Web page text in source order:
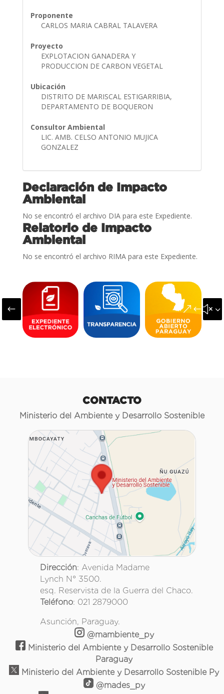
Proponente
CARLOS MARIA CABRAL TALAVERA
Proyecto
EXPLOTACION GANADERA Y
PRODUCCION DE CARBON VEGETAL
Ubicación
DISTRITO DE MARISCAL ESTIGARRIBIA,
DEPARTAMENTO DE BOQUERON
Consultor Ambiental
LIC. AMB. CELSO ANTONIO MUJICA
GONZALEZ
Declaración de Impacto
Ambiental
No se encontró el archivo DIA para este Expediente.
Relatorio de Impacto
Ambiental
No se encontró el archivo RIMA para este Expediente.
#
CONTACTO
Ministerio del Ambiente y Desarrollo Sostenible
Dirección: Avenida Madame
Lynch N° 3500.
esq. Reservista de la Guerra del Chaco.
Teléfono: 021 2879000
Asunción, Paraguay.
@mambiente_py
Ministerio del Ambiente y Desarrollo Sostenible
Paraguay
Ministerio del Ambiente y Desarrollo Sostenible Py
@mades_py